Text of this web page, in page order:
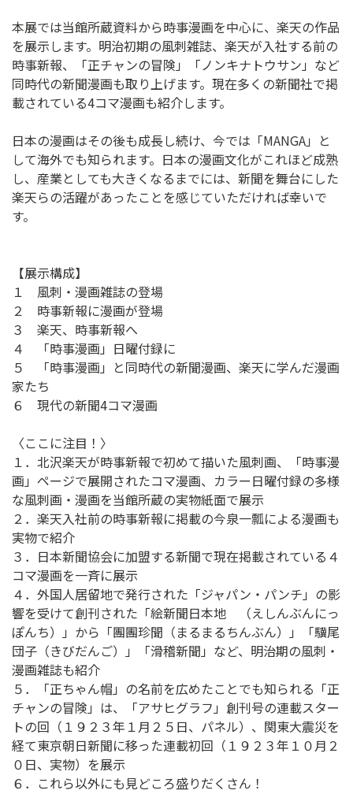
本展では当館所蔵資料から時事漫画を中心に、楽天の作品
を展示します。明治初期の風刺雑誌、楽天が入社する前の
時事新報、「正チャンの冒険」「ノンキナトウサン」など
同時代の新聞漫画も取り上げます。現在多くの新聞社で掲
載されている4コマ漫画も紹介します。
日本の漫画はその後も成長し続け、今では「MANGA」と
して海外でも知られます。日本の漫画文化がこれほど成熟
し、産業としても大きくなるまでには、新聞を舞台にした
楽天らの活躍があったことを感じていただければ幸いで
す。
【展示構成】
１ 風刺・漫画雑誌の登場
２ 時事新報に漫画が登場
３ 楽天、時事新報へ
４ 「時事漫画」日曜付録に
５ 「時事漫画」と同時代の新聞漫画、楽天に学んだ漫画
家たち
６ 現代の新聞4コマ漫画
〈ここに注目！〉
１．北沢楽天が時事新報で初めて描いた風刺画、「時事漫
画」ページで展開されたコマ漫画、カラー日曜付録の多様
な風刺画・漫画を当館所蔵の実物紙面で展示
２．楽天入社前の時事新報に掲載の今泉一瓢による漫画も
実物で紹介
３．日本新聞協会に加盟する新聞で現在掲載されている４
コマ漫画を一斉に展示
４．外国人居留地で発行された「ジャパン・パンチ」の影
響を受けて創刊された「絵新聞日本地 （えしんぶんにっ
ぽんち）」から「團團珍聞（まるまるちんぶん）」「驥尾
団子（きびだんご）」「滑稽新聞」など、明治期の風刺・
漫画雑誌も紹介
５．「正ちゃん帽」の名前を広めたことでも知られる「正
チャンの冒険」は、「アサヒグラフ」創刊号の連載スター
トの回（１９２３年１月２５日、パネル）、関東大震災を
経て東京朝日新聞に移った連載初回（１９２３年１０月２
０日、実物）を展示
６．これら以外にも見どころ盛りだくさん！